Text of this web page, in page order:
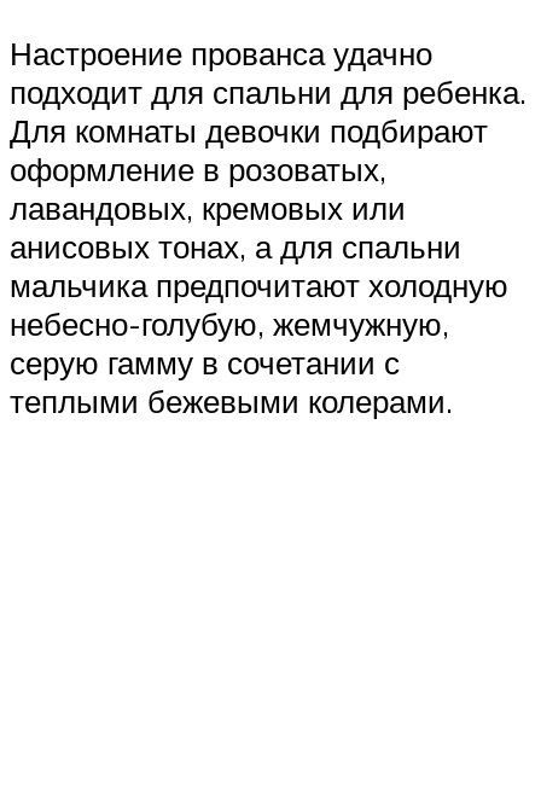
Настроение прованса удачно
подходит для спальни для ребенка.
Для комнаты девочки подбирают
оформление в розоватых,
лавандовых, кремовых или
анисовых тонах, а для спальни
мальчика предпочитают холодную
небесно-голубую, жемчужную,
серую гамму в сочетании с
теплыми бежевыми колерами.